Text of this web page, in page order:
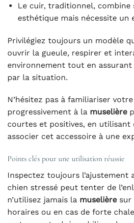
Le cuir, traditionnel, combine
esthétique mais nécessite un
Privilégiez toujours un modèle
ouvrir la gueule, respirer et
environnement tout en assurant
par la situation.
N’hésitez pas à familiariser votre
progressivement à la muselière
courtes et positives, en utilisant
associer cet accessoire à une
Points clés pour une utilisation réussie
Inspectez toujours l’ajustement
chien stressé peut tenter de
n’utilisez jamais la muselière sur
horaires ou en cas de forte